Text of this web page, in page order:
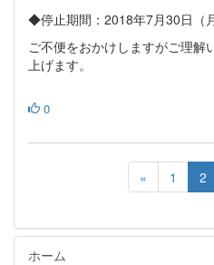
◆停止期間：2018年7月30日（
ご不便をおかけしますがご理解
上げます。
0
« 1 2
ホーム